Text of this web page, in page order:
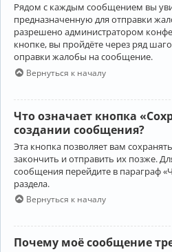
Рядом с каждым сообщением вы
предназначенную для отправки
разрешено администратором
кнопке, вы пройдёте через ряд
оправки жалобы на сообщение.
Вернуться к началу
Что означает кнопка
создании сообщения?
Эта кнопка позволяет вам
закончить и отправить их позже.
сообщения перейдите в параграф
раздела.
Вернуться к началу
Почему моё сообщение